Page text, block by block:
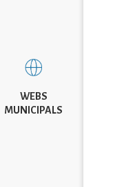
WEBS
MUNICIPALS